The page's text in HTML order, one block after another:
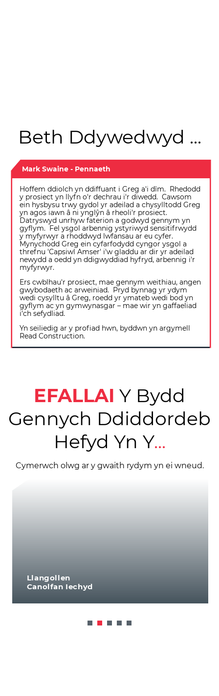
Beth Ddywedwyd ...
Mark Swaine - Pennaeth
Hoffem ddiolch yn ddiffuant i Greg a'i dîm. Rhedodd
y prosiect yn llyfn o'r dechrau i'r diwedd. Cawsom
ein hysbysu trwy gydol yr adeilad a chysylltodd Greg
yn agos iawn â ni ynglŷn â rheoli'r prosiect.
Datryswyd unrhyw faterion a godwyd gennym yn
gyflym. Fel ysgol arbennig ystyriwyd sensitifrwydd
y myfyrwyr a rhoddwyd lwfansau ar eu cyfer.
Mynychodd Greg ein cyfarfodydd cyngor ysgol a
threfnu 'Capsiwl Amser' i'w gladdu ar dir yr adeilad
newydd a oedd yn ddigwyddiad hyfryd, arbennig i'r
myfyrwyr.
Ers cwblhau'r prosiect, mae gennym weithiau, angen
gwybodaeth ac arweiniad. Pryd bynnag yr ydym
wedi cysylltu â Greg, roedd yr ymateb wedi bod yn
gyflym ac yn gymwynasgar – mae wir yn gaffaeliad
i'ch sefydliad.
Yn seiliedig ar y profiad hwn, byddwn yn argymell
Read Construction.
EFALLAI Y Bydd
Gennych Ddiddordeb
Hefyd Yn Y...
Cymerwch olwg ar y gwaith rydym yn ei wneud.
Llangollen
Canolfan Iechyd